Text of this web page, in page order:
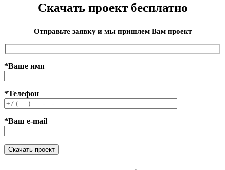
Скачать проект бесплатно
Отправьте заявку и мы пришлем Вам проект
*Ваше имя
*Телефон
*Ваш e-mail